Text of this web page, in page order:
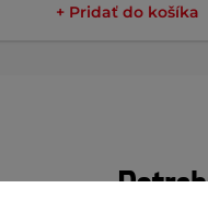
+ Pridať do košíka